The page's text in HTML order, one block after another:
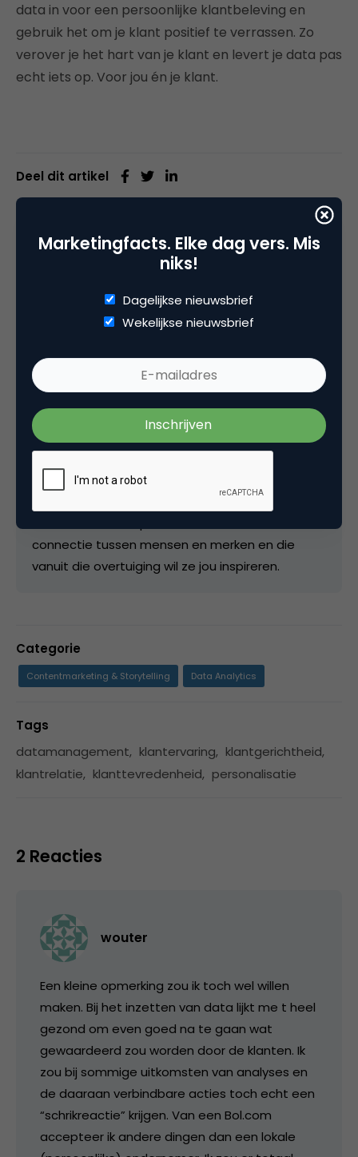
data in voor een persoonlijke klantbeleving en
gebruik het om je klant positief te verrassen. Zo
verover je het hart van je klant en levert je data pas
echt iets op. Voor jou én je klant.
Deel dit artikel
Kopieer link
Anita van Meer - van Bokstel
Marketing Manager bij
heeft vooral ervaring opgedaan IT branche. Dit is
wereld waar het vaak gaat over technologie en
innovatieve features. Waar het volgens Anita om
moet gaan, is de waarde van technologie voor
Klantbeleving en klantbinding zijn onderwerpen
connectie tussen mensen en merken en die
vanuit die overtuiging wil ze jou inspireren.
Categorie
Contentmarketing & Storytelling Data Analytics
Tags
datamanagement, klantervaring, klantgerichtheid,
klantrelatie, klanttevredenheid, personalisatie
2 Reacties
wouter
Een kleine opmerking zou ik toch wel willen
maken. Bij het inzetten van data lijkt me t heel
gezond om even goed na te gaan wat
gewaardeerd zou worden door de klanten. Ik
zou bij sommige uitkomsten van analyses en
de daaraan verbindbare acties toch echt een
“schrikreactie” krijgen. Van een Bol.com
accepteer ik andere dingen dan een lokale
Marketingfacts. Elke dag vers. Mis
niks!
Dagelijkse nieuwsbrief
Wekelijkse nieuwsbrief